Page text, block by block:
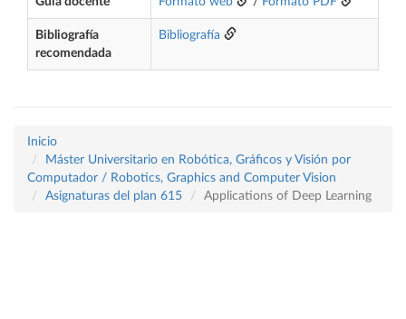
Bibliografía
recomendada
Bibliografía
Inicio
Máster Universitario en Robótica, Gráficos y Visión por
Computador / Robotics, Graphics and Computer Vision
Asignaturas del plan 615
Applications of Deep Learning